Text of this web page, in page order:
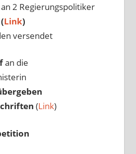
an 2 Regierungspolitiker
Link)
versendet
an die
(Link)